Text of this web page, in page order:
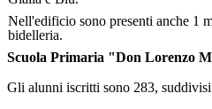
Nell'edificio sono presenti anche1
bidelleria.
Scuola Primaria "Don Lorenzo
Gli alunni iscritti sono 283,